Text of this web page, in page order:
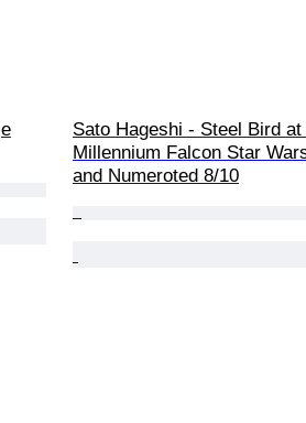
Sato Hageshi - Steel Bird
Millennium Falcon Star
and Numeroted 8/10